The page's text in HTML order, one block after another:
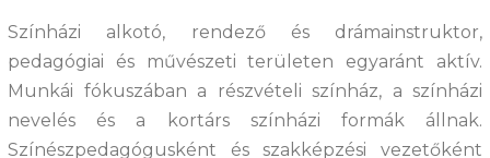
Színházi alkotó, rendező és drámainstruktor,
pedagógiai és művészeti területen egyaránt aktív.
Munkái fókuszában a részvételi színház, a színházi
nevelés és a kortárs színházi formák állnak.
Színészpedagógusként és szakképzési vezetőként